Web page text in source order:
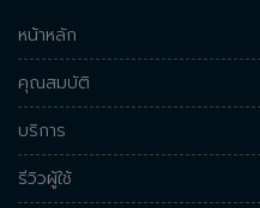
หน้าหลัก
คุณสมบัติ
บริการ
รีวิวผู้ใช้